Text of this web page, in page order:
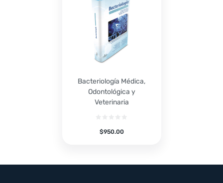
Bacteriología Médica,
Odontológica y
Veterinaria
$950.00